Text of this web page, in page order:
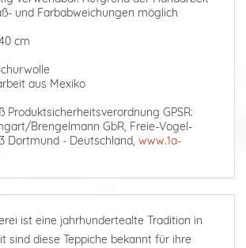
und Farbabweichungen möglich
cm
aus Mexiko
Produktsicherheitsverordnung GPSR:
Brengelmann GbR, Freie-Vogel-
Dortmund - Deutschland, www.1a-
ist eine jahrhundertealte Tradition in
sind diese Teppiche bekannt für ihre